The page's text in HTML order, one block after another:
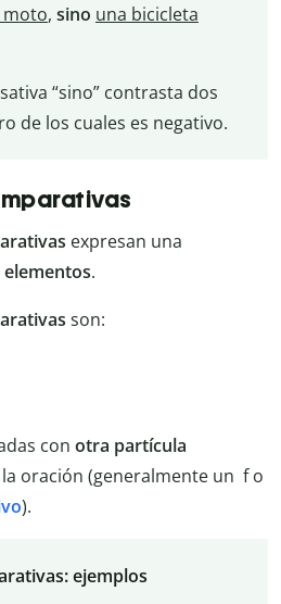
moto, sino una bicicleta
“sino” contrasta dos
de los cuales es negativo.
expresan una
.
son:
con otra partícula
oración (generalmente un f o
).
ejemplos